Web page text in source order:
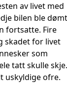
av livet med
bilen ble dømt
fortsatte. Fire
skadet for livet
som
tatt skulle skje.
uskyldige ofre.